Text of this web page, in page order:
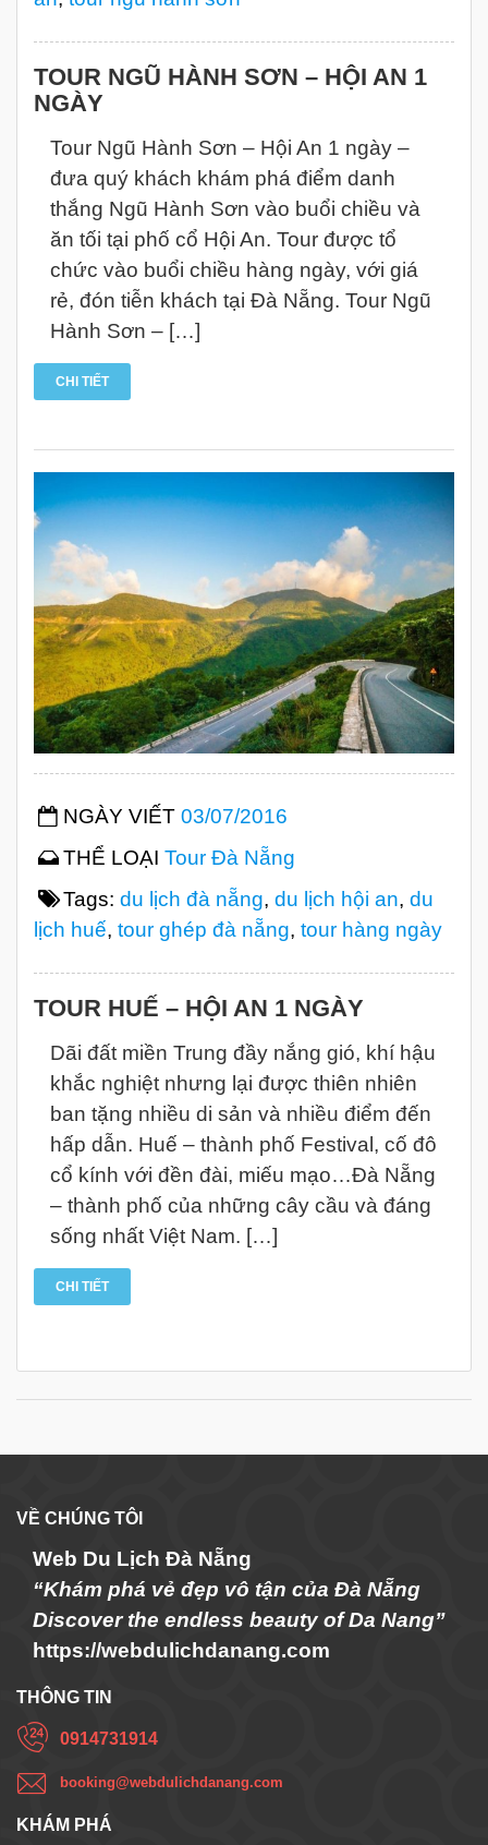
TOUR NGŨ HÀNH SƠN – HỘI AN 1
NGÀY
Tour Ngũ Hành Sơn – Hội An 1 ngày –
đưa quý khách khám phá điểm danh
thắng Ngũ Hành Sơn vào buổi chiều và
ăn tối tại phố cổ Hội An. Tour được tổ
chức vào buổi chiều hàng ngày, với giá
rẻ, đón tiễn khách tại Đà Nẵng. Tour Ngũ
Hành Sơn – […]
CHI TIẾT
NGÀY VIẾT 03/07/2016
THỂ LOẠI Tour Đà Nẵng
Tags: du lịch đà nẵng, du lịch hội an, du
lịch huế, tour ghép đà nẵng, tour hàng ngày
TOUR HUẾ – HỘI AN 1 NGÀY
Dãi đất miền Trung đầy nắng gió, khí hậu
khắc nghiệt nhưng lại được thiên nhiên
ban tặng nhiều di sản và nhiều điểm đến
hấp dẫn. Huế – thành phố Festival, cố đô
cổ kính với đền đài, miếu mạo…Đà Nẵng
– thành phố của những cây cầu và đáng
sống nhất Việt Nam. […]
CHI TIẾT
VỀ CHÚNG TÔI
Web Du Lịch Đà Nẵng
“Khám phá vẻ đẹp vô tận của Đà Nẵng
Discover the endless beauty of Da Nang”
https://webdulichdanang.com
THÔNG TIN
0914731914
booking@webdulichdanang.com
KHÁM PHÁ